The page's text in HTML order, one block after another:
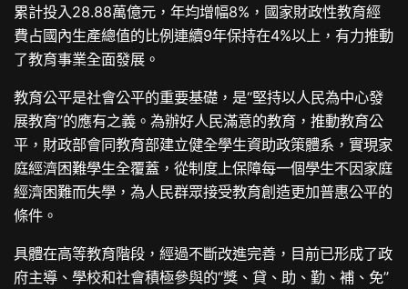
累計投入28.88萬億元，年均增幅8%，國家財政性教育經
費占國內生產總值的比例連續9年保持在4%以上，有力推動
了教育事業全面發展。
教育公平是社會公平的重要基礎，是“堅持以人民為中心發
展教育”的應有之義。為辦好人民滿意的教育，推動教育公
平，財政部會同教育部建立健全學生資助政策體系，實現家
庭經濟困難學生全覆蓋，從制度上保障每一個學生不因家庭
經濟困難而失學，為人民群眾接受教育創造更加普惠公平的
條件。
具體在高等教育階段，經過不斷改進完善，目前已形成了政
府主導、學校和社會積極參與的“獎、貸、助、勤、補、免”